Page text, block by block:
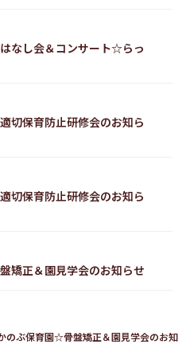
なし会＆コンサート☆らっ
切保育防止研修会のお知ら
切保育防止研修会のお知ら
矯正＆園見学会のお知らせ
のぶ保育園☆骨盤矯正＆園見学会のお知ら